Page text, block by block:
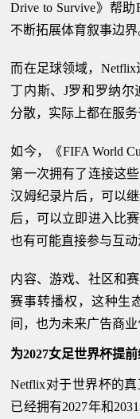
Drive to Survive》帮
不断拓展体育叙事边界
而在足球领域，
丁内斯、J罗和罗纳
分散，实际上都在服
如今，《FIFA World
第一次拥有了连接这
汉姆纪录片后，可以
后，可以立即进入比
也有可能直接参与互动
内容、游戏、社区和
赛事转播权，这种生
间，也为未来广告商业
为2027女足世界杯提
Netflix对于世界杯的
已经拥有2027年和